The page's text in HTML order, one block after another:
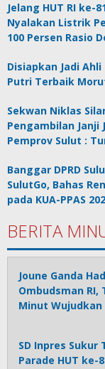
Jelang HUT RI ke-
Nyalakan Listrik
100 Persen Rasio
Disiapkan Jadi
Putri Terbaik
Sekwan Niklas
Pengambilan
Pemprov Sulut :
Banggar DPRD
SulutGo, Bahas
pada KUA-PPAS
BERITA
Joune Ganda
Ombudsman
Minut Wujudkan
SD Inpres Sukur
Parade HUT ke-